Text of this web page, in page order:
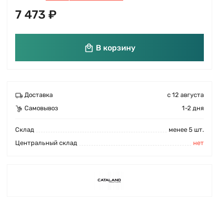
7 473 ₽
В корзину
Доставка
с 12 августа
Самовывоз
1-2 дня
Cклад
менее 5 шт.
Центральный склад
нет